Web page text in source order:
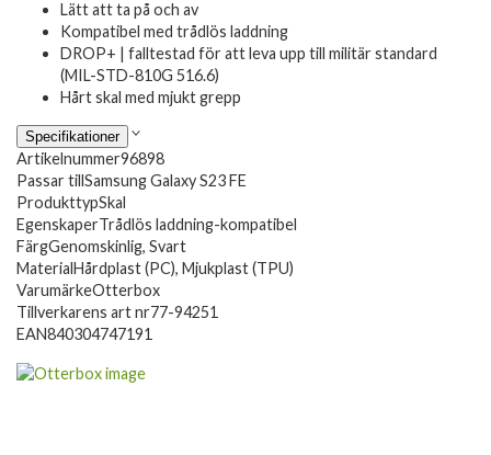
Lätt att ta på och av
Kompatibel med trådlös laddning
DROP+ | falltestad för att leva upp till militär standard
(MIL-STD-810G 516.6)
Hårt skal med mjukt grepp
Specifikationer
Artikelnummer96898
Passar tillSamsung Galaxy S23 FE
ProdukttypSkal
EgenskaperTrådlös laddning-kompatibel
FärgGenomskinlig, Svart
MaterialHårdplast (PC), Mjukplast (TPU)
VarumärkeOtterbox
Tillverkarens art nr77-94251
EAN840304747191